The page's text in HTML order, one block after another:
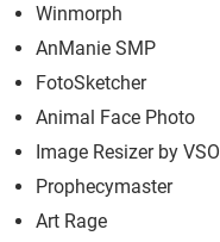
Winmorph
AnManie SMP
FotoSketcher
Animal Face Photo
Image Resizer by VSO
Prophecymaster
Art Rage